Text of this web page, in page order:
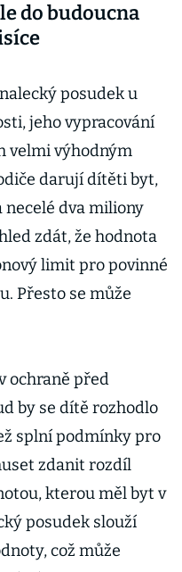
do budoucna
posudek u
jeho vypracování
velmi výhodným
darují dítěti byt,
dva miliony
zdát, že hodnota
limit pro povinné
Přesto se může
ochraně před
by se dítě rozhodlo
splní podmínky pro
zdanit rozdíl
kterou měl byt v
posudek slouží
což může